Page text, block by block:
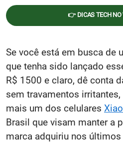
👉 DICAS TECH NO
Se você está em busca de
que tenha sido lançado
R$ 1500 e claro, dê conta
sem travamentos
mais um dos celulares
Brasil que visam manter a
marca adquiriu nos